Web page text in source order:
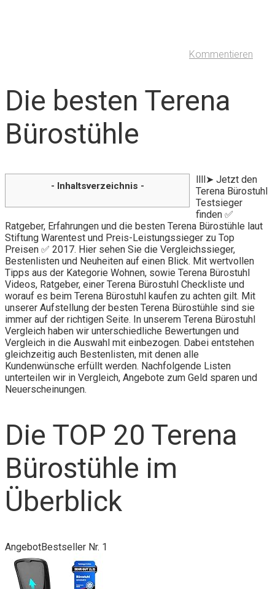
Kommentieren
Die besten Terena
Bürostühle
- Inhaltsverzeichnis -
llll➤ Jetzt den
Terena Bürostuhl
Testsieger
finden ✅
Ratgeber, Erfahrungen und die besten Terena Bürostühle laut
Stiftung Warentest und Preis-Leistungssieger zu Top
Preisen ✅ 2017. Hier sehen Sie die Vergleichssieger,
Bestenlisten und Neuheiten auf einen Blick. Mit wertvollen
Tipps aus der Kategorie Wohnen, sowie Terena Bürostuhl
Videos, Ratgeber, einer Terena Bürostuhl Checkliste und
worauf es beim Terena Bürostuhl kaufen zu achten gilt. Mit
unserer Aufstellung der besten Terena Bürostühle sind sie
immer auf der richtigen Seite. In unserem Terena Bürostuhl
Vergleich haben wir unterschiedliche Bewertungen und
Vergleich in die Auswahl mit einbezogen. Dabei entstehen
gleichzeitig auch Bestenlisten, mit denen alle
Kundenwünsche erfüllt werden. Nachfolgende Listen
unterteilen wir in Vergleich, Angebote zum Geld sparen und
Neuerscheinungen.
Die TOP 20 Terena
Bürostühle im
Überblick
AngebotBestseller Nr. 1